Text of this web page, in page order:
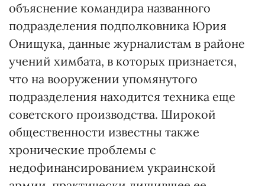
объяснение командира названного
подразделения подполковника Юрия
Онищука, данные журналистам в районе
учений химбата, в которых признается,
что на вооружении упомянутого
подразделения находится техника еще
советского производства. Широкой
общественности известны также
хронические проблемы с
недофинансированием украинской